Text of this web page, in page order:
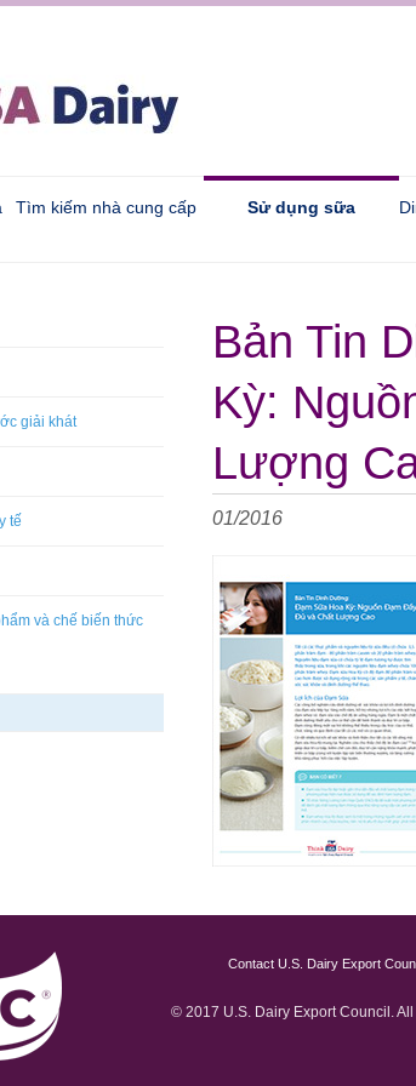
Tìm kiếm nhà cung cấp Sử dụng sữa
giải khát
tế
và chế biến thức
Bản Tin
Kỳ:
Lượng
01/2016
Contact U.S. Dairy Export
© 2017 U.S. Dairy Export Council.